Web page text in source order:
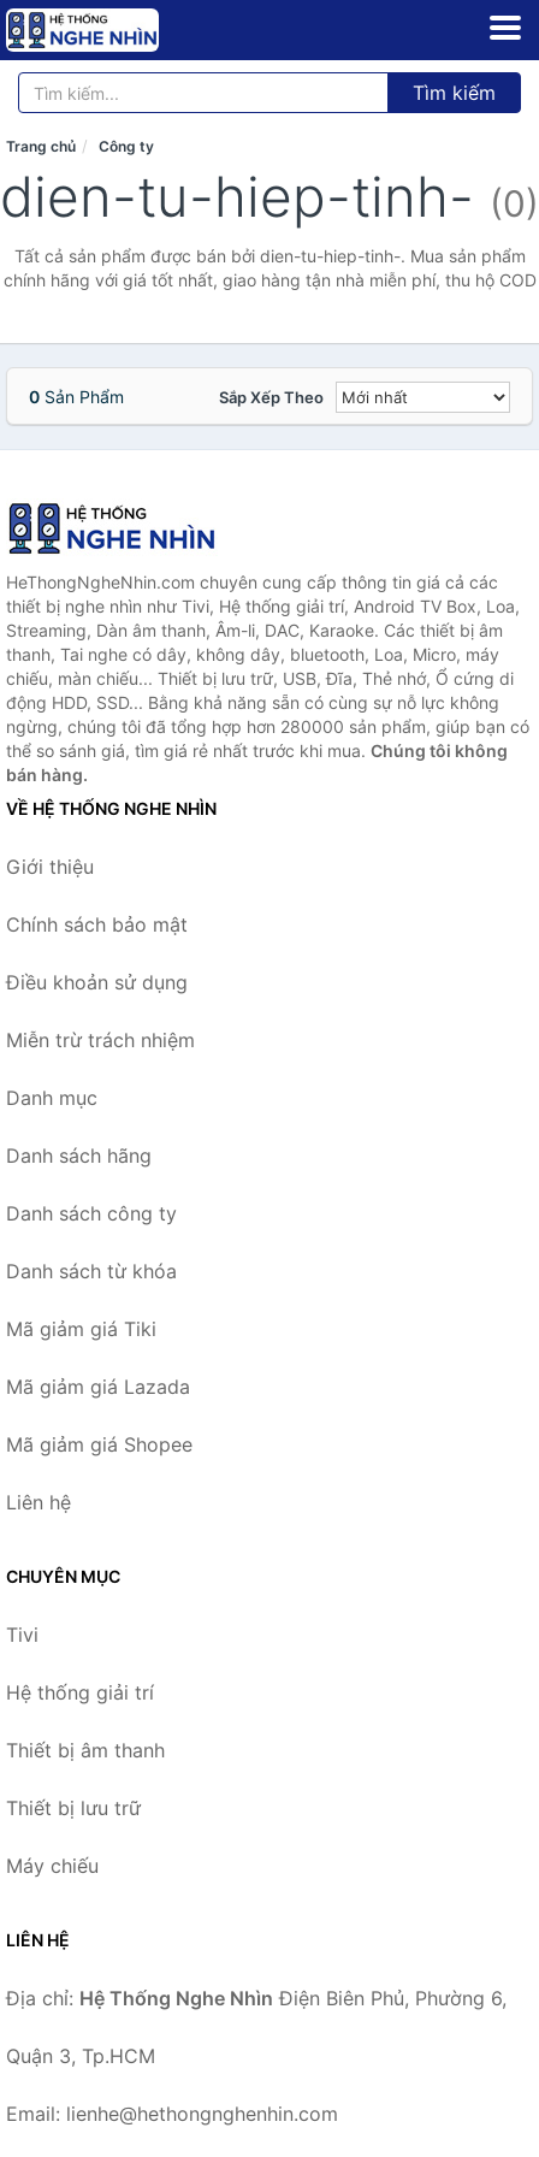
Tìm kiếm
Trang chủ Công ty
dien-tu-hiep-tinh- (0)
Tất cả sản phẩm được bán bởi dien-tu-hiep-tinh-. Mua sản phẩm
chính hãng với giá tốt nhất, giao hàng tận nhà miễn phí, thu hộ COD
0 Sản Phẩm Sắp Xếp Theo
HeThongNgheNhin.com chuyên cung cấp thông tin giá cả các
thiết bị nghe nhìn như Tivi, Hệ thống giải trí, Android TV Box, Loa,
Streaming, Dàn âm thanh, Âm-li, DAC, Karaoke. Các thiết bị âm
thanh, Tai nghe có dây, không dây, bluetooth, Loa, Micro, máy
chiếu, màn chiếu... Thiết bị lưu trữ, USB, Đĩa, Thẻ nhớ, Ổ cứng di
động HDD, SSD... Bằng khả năng sẵn có cùng sự nỗ lực không
ngừng, chúng tôi đã tổng hợp hơn 280000 sản phẩm, giúp bạn có
thể so sánh giá, tìm giá rẻ nhất trước khi mua. Chúng tôi không
bán hàng.
VỀ HỆ THỐNG NGHE NHÌN
Giới thiệu
Chính sách bảo mật
Điều khoản sử dụng
Miễn trừ trách nhiệm
Danh mục
Danh sách hãng
Danh sách công ty
Danh sách từ khóa
Mã giảm giá Tiki
Mã giảm giá Lazada
Mã giảm giá Shopee
Liên hệ
CHUYÊN MỤC
Tivi
Hệ thống giải trí
Thiết bị âm thanh
Thiết bị lưu trữ
Máy chiếu
LIÊN HỆ
Địa chỉ: Hệ Thống Nghe Nhìn Điện Biên Phủ, Phường 6,
Quận 3, Tp.HCM
Email: lienhe@hethongnghenhin.com